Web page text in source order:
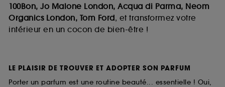
100Bon, Jo Malone London, Acqua di Parma, Neom
Organics London, Tom Ford, et transformez votre
intérieur en un cocon de bien-être !
LE PLAISIR DE TROUVER ET ADOPTER SON PARFUM
Porter un parfum est une routine beauté... essentielle ! Oui,